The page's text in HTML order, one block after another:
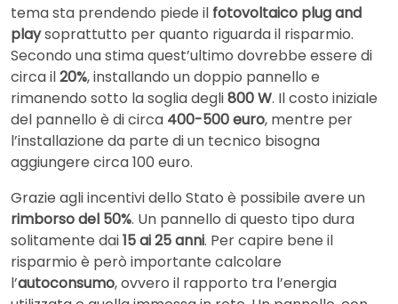
tema sta prendendo piede il fotovoltaico plug and
playsoprattutto per quanto riguarda il risparmio.
Secondo una stima quest’ultimo dovrebbe essere di
circa il20%, installando un doppio pannello e
rimanendo sotto la soglia degli800 W. Il costo iniziale
del pannello è di circa 400-500 euro, mentre per
l’installazione da parte di un tecnico bisogna
aggiungere circa 100 euro.
Grazie agli incentivi dello Stato è possibile avere un
rimborso del 50%. Un pannello di questo tipo dura
solitamente dai15 ai 25 anni. Per capire bene il
risparmio è però importante calcolare
l’autoconsumo, ovvero il rapporto tra l’energia